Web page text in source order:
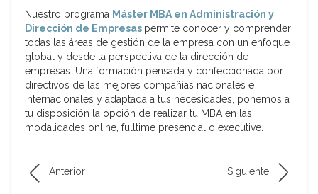
Nuestro programa Máster MBA en Administración y
Dirección de Empresas permite conocer y comprender
todas las áreas de gestión de la empresa con un enfoque
global y desde la perspectiva de la dirección de
empresas. Una formación pensada y confeccionada por
directivos de las mejores compañías nacionales e
internacionales y adaptada a tus necesidades, ponemos a
tu disposición la opción de realizar tu MBA en las
modalidades online, fulltime presencial o executive.
Anterior Siguiente